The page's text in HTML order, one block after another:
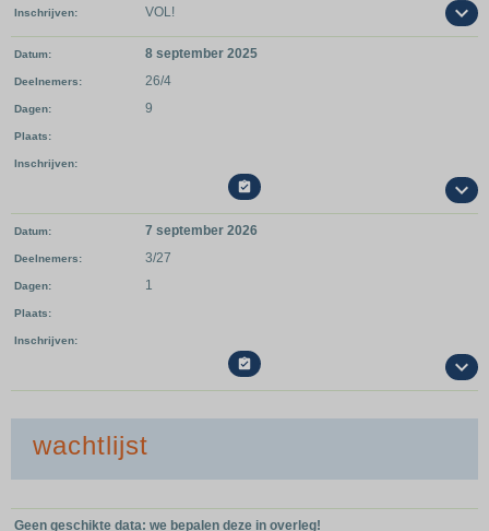
Inschrijven VOL!
Datum 8 september 2025
Deelnemers 26/4
Dagen 9
Plaats
Inschrijven

Datum 7 september 2026
Deelnemers 3/27
Dagen 1
Plaats
Inschrijven

wachtlijst
Geen geschikte data: we bepalen deze in overleg!